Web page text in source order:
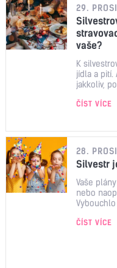
29.
vaše?
K
jídla a
jakkoliv,
ČÍST VÍCE
28.
Silvestr
Vaše
nebo
ČÍST VÍCE